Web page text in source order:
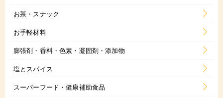
お茶・スナック
お手軽材料
膨張剤・香料・色素・凝固剤・添加物
塩とスパイス
スーパーフード・健康補助食品